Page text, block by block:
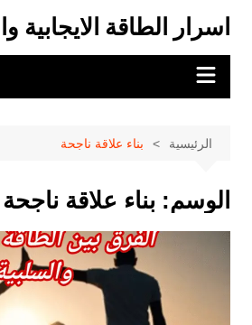
المحتوى
اسرار الطاقة الايجابية
الرئيسية بناء علاقة ناجحة
الوسم: بناء علاقة ناجحة